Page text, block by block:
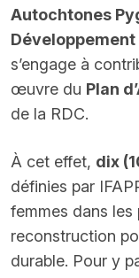
Autochtones
Développement
s’engage à
œuvre du Plan
de la RDC.
À cet effet, dix
définies par
femmes dans les
reconstruction
durable. Pour y